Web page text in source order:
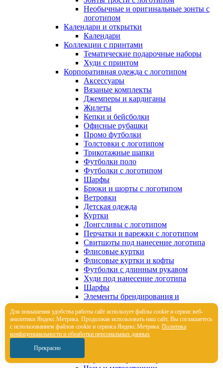
Необычные и оригинальные зонты с
логотипом
Календари и открытки
Календари
Коллекции с принтами
Тематические подарочные наборы
Худи с принтом
Корпоративная одежда с логотипом
Аксессуары
Вязаные комплекты
Джемперы и кардиганы
Жилеты
Кепки и бейсболки
Офисные рубашки
Промо футболки
Толстовки с логотипом
Трикотажные шапки
Футболки поло
Футболки с логотипом
Шарфы
Брюки и шорты с логотипом
Ветровки
Детская одежда
Куртки
Лонгсливы с логотипом
Перчатки и варежки с логотипом
Свитшоты под нанесение логотипа
Флисовые куртки
Флисовые куртки и кофты
Футболки с длинным рукавом
Худи под нанесение логотипа
Шарфы
Элементы брендирования и
кастомизации
Элементы брендирования и
кастомизации
Корпоративные подарки
Настольные аксессуары
Дорожные органайзеры
Для повышения удобства работы сайт использует файлы cookie и сервис веб-
аналитики Яндекс.Метрика. Продолжая использовать наш сайт, Вы соглашаетесь
с использованием файлов cookie и сервиса Яндекс.Метрика. Политика
конфиденциальности и обработки персональных данных
Прекрасно